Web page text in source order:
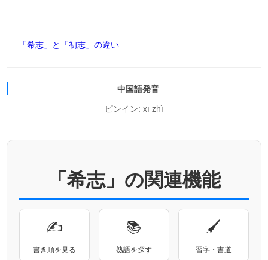
「希志」と「初志」の違い
中国語発音
ピンイン: xī zhì
「希志」の関連機能
✍
書き順を見る
📚
熟語を探す
🖌
習字・書道